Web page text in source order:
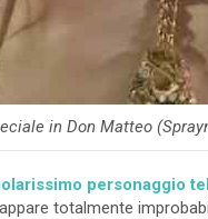
in Don Matteo
personaggio
totalmente